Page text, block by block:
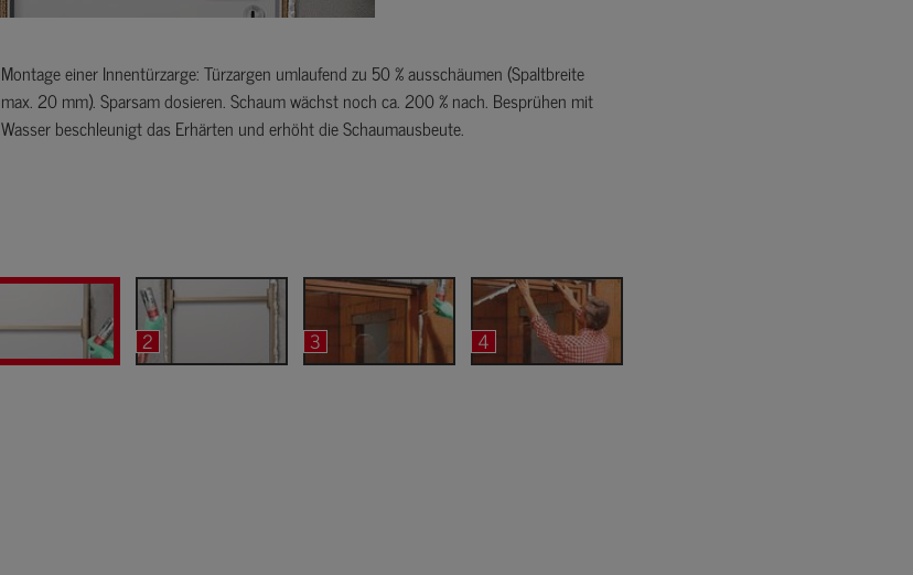
Montage einer Innentürzarge: Türzargen umlaufend zu 50 % ausschäumen (Spaltbreite
max. 20 mm). Sparsam dosieren. Schaum wächst noch ca. 200 % nach. Besprühen mit
Wasser beschleunigt das Erhärten und erhöht die Schaumausbeute.
2 3 4